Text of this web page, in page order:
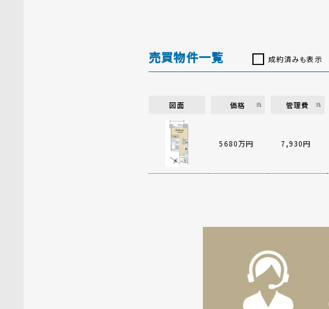
売買物件一覧 成約済みも表示
図面 価格 管理費
5680万円 7,930円